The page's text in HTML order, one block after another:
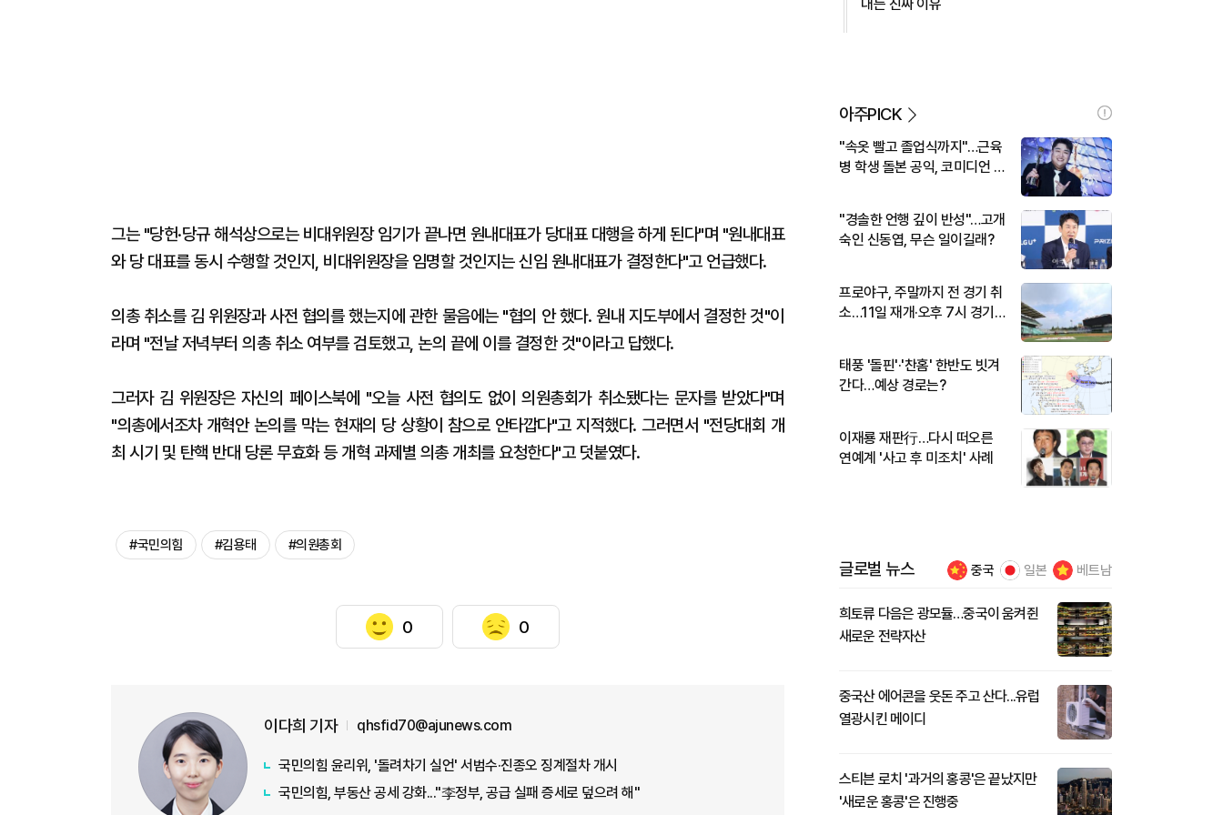
그는 "당헌·당규 해석상으로는 비대위원장 임기가 끝나면 원내대표가 당대표 대행을 하게 된다"며 "원내대표
와 당 대표를 동시 수행할 것인지, 비대위원장을 임명할 것인지는 신임 원내대표가 결정한다"고 언급했다.
의총 취소를 김 위원장과 사전 협의를 했는지에 관한 물음에는 "협의 안 했다. 원내 지도부에서 결정한 것"이
라며 "전날 저녁부터 의총 취소 여부를 검토했고, 논의 끝에 이를 결정한 것"이라고 답했다.
그러자 김 위원장은 자신의 페이스북에 "오늘 사전 협의도 없이 의원총회가 취소됐다는 문자를 받았다"며
"의총에서조차 개혁안 논의를 막는 현재의 당 상황이 참으로 안타깝다"고 지적했다. 그러면서 "전당대회 개
최 시기 및 탄핵 반대 당론 무효화 등 개혁 과제별 의총 개최를 요청한다"고 덧붙였다.
#국민의힘 #김용태 #의원총회
0 0
이다희 기자 qhsfid70@ajunews.com
국민의힘 윤리위, '돌려차기 실언' 서범수·진종오 징계절차 개시
국민의힘, 부동산 공세 강화..."李정부, 공급 실패 증세로 덮으려 해"
대는 진짜 이유
아주PICK
"속옷 빨고 졸업식까지"…근육
병 학생 돌본 공익, 코미디언 김
"경솔한 언행 깊이 반성"…고개
숙인 신동엽, 무슨 일이길래?
프로야구, 주말까지 전 경기 취
소…11일 재개·오후 7시 경기
태풍 '돌핀'·'찬홈' 한반도 빗겨
간다…예상 경로는?
이재룡 재판行…다시 떠오른
연예계 '사고 후 미조치' 사례
글로벌 뉴스 중국 일본 베트남
희토류 다음은 광모듈…중국이 움켜쥔
새로운 전략자산
중국산 에어콘을 웃돈 주고 산다...유럽
열광시킨 메이디
스티븐 로치 '과거의 홍콩'은 끝났지만
'새로운 홍콩'은 진행중